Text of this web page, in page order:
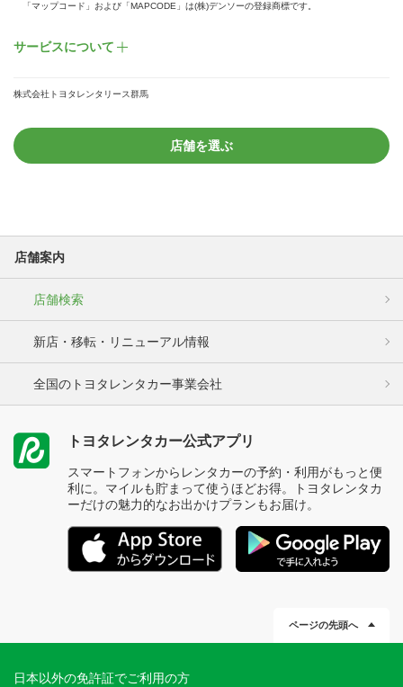
「マップコード」および「MAPCODE」は(株)デンソーの登録商標です。
サービスについて
株式会社トヨタレンタリース群馬
店舗を選ぶ
店舗案内
店舗検索
新店・移転・リニューアル情報
全国のトヨタレンタカー事業会社
トヨタレンタカー公式アプリ
スマートフォンからレンタカーの予約・利用がもっと便
利に。マイルも貯まって使うほどお得。トヨタレンタカ
ーだけの魅力的なお出かけプランもお届け。
ページの先頭へ
日本以外の免許証でご利用の方